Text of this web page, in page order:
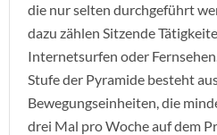
die nur selten durchgeführt
dazu zählen Sitzende
Internetsurfen oder
Stufe der Pyramide besteht
Bewegungseinheiten, die
drei Mal pro Woche auf dem